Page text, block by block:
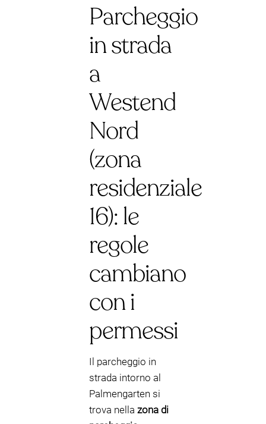
Parcheggio
in strada
a
Westend
Nord
(zona
residenziale
16): le
regole
cambiano
con i
permessi
Il parcheggio in
strada intorno al
Palmengarten si
trova nella zona di